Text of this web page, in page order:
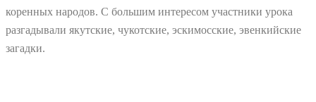
коренных народов. С большим интересом участники урока
разгадывали якутские, чукотские, эскимосские, эвенкийские
загадки.